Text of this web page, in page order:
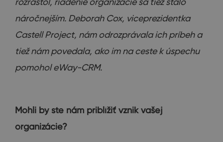
náročnejším. Deborah Cox, viceprezidentka
Castell Project, nám odrozprávala ich príbeh a
tiež nám povedala, ako im na ceste k úspechu
pomohol eWay-CRM.
Mohli by ste nám priblížiť vznik vašej
organizácie?